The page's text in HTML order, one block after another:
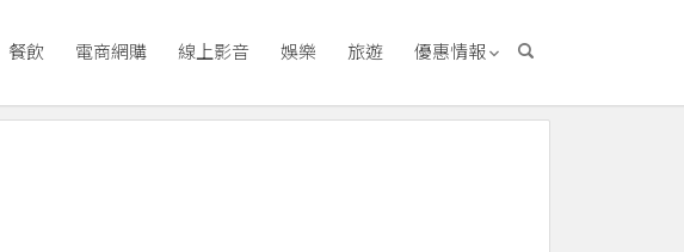
餐飲 電商網購 線上影音 娛樂 旅遊 優惠情報